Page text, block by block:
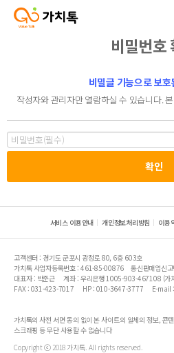
비밀번호
비밀글 기능으로 보
작성자와 관리자만 열람하실 수 있습니다.
서비스 이용안내 개인정보처리방침 이용
고객센터 : 경기도 군포시 광정로 80, 6층 603호
가치톡 사업자등록번호 : 461-85-00876
통신판매업신
대표자 : 박준근
계좌 : 우리은행 1005-903-467108 (가
FAX : 031-423-7017
HP : 010-3647-3777 E-mail
가치톡의 사전 서면 동의 없이 본 사이트의 일체의 정보, 콘
스크래핑 등 무단 사용할 수 없습니다
Copyright ⓒ 2018 가치톡. All rights reserved.